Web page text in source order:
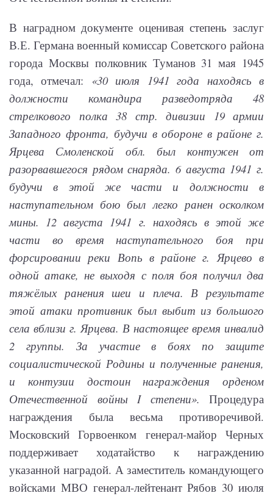
В наградном документе оценивая степень заслуг
В.Е. Германа военный комиссар Советского района
города Москвы полковник Туманов 31 мая 1945
года, отмечал: «30 июля 1941 года находясь в
должности командира разведотряда 48
стрелкового полка 38 стр. дивизии 19 армии
Западного фронта, будучи в обороне в районе г.
Ярцева Смоленской обл. был контужен от
разорвавшегося рядом снаряда. 6 августа 1941 г.
будучи в этой же части и должности в
наступательном бою был легко ранен осколком
мины. 12 августа 1941 г. находясь в этой же
части во время наступательного боя при
форсировании реки Вопь в районе г. Ярцево в
одной атаке, не выходя с поля боя получил два
тяжёлых ранения шеи и плеча. В результате
этой атаки противник был выбит из большого
села вблизи г. Ярцева. В настоящее время инвалид
2 группы. За участие в боях по защите
социалистической Родины и полученные ранения,
и контузии достоин награждения орденом
Отечественной войны Iстепени». Процедура
награждения была весьма противоречивой.
Московский Горвоенком генерал-майор Черных
поддерживает ходатайство к награждению
указанной наградой. А заместитель командующего
войсками МВО генерал-лейтенант Рябов 30 июля